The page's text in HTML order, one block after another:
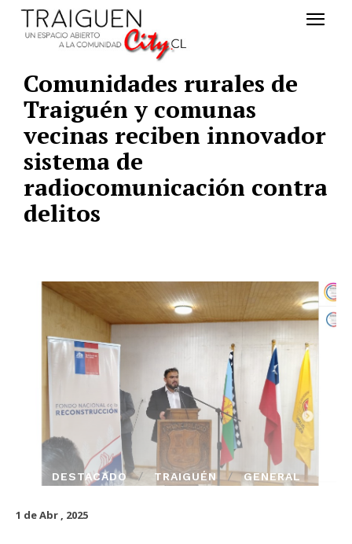
Comunidades rurales de
Traiguén y comunas
vecinas reciben innovador
sistema de
radiocomunicación contra
delitos
DESTACADO TRAIGUÉN GENERAL
1 de Abr , 2025